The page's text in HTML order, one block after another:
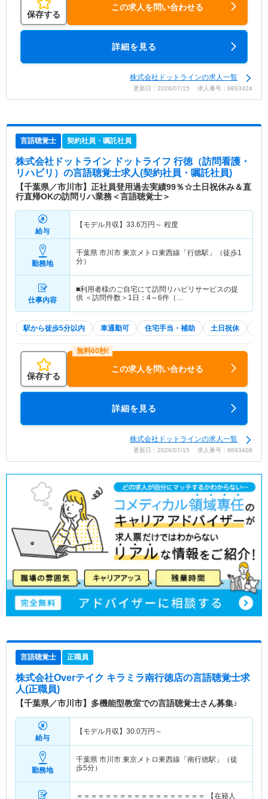
保存する
この求人を問い合わせる
詳細を見る
株式会社ドットラインの求人一覧
更新日：2026/07/15 求人番号：9893424
言語聴覚士 契約社員・嘱託社員
株式会社ドットライン ドットライフ 行徳（訪問看護・
リハビリ） の言語聴覚士求人(契約社員・嘱託社員)
【千葉県／市川市】正社員登用過去実績99％☆土日祝休み＆直
行直帰OKの訪問リハ業務＜言語聴覚士＞
給与
【モデル月収】 33.6万円～ 程度
勤務地
千葉県 市川市 東京メトロ東西線「行徳駅」（徒歩1
分）
仕事内容
■利用者様のご自宅にて訪問リハビリサービスの提
供 ＜訪問件数＞1日：4～6件（…
駅から徒歩5分以内 車通勤可 住宅手当・補助 土日祝休
保存する
この求人を問い合わせる
詳細を見る
株式会社ドットラインの求人一覧
更新日：2026/07/15 求人番号：9893408
言語聴覚士 正職員
株式会社Overテイク キラミラ南行徳店の言語聴覚士求
人(正職員)
【千葉県／市川市】多機能型教室での言語聴覚士さん募集♪
給与
【モデル月収】 30.0万円～
勤務地
千葉県 市川市 東京メトロ東西線「南行徳駅」（徒
歩5分）
＝＝＝＝＝＝＝＝＝＝＝＝＝＝＝＝＝＝ 【在籍人